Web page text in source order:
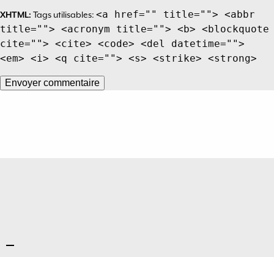
XHTML: Tags utilisables: <a href="" title=""> <abbr
title=""> <acronym title=""> <b> <blockquote
cite=""> <cite> <code> <del datetime="">
<em> <i> <q cite=""> <s> <strike> <strong>